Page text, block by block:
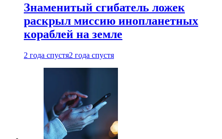
Знаменитый сгибатель ложек
раскрыл миссию инопланетных
кораблей на земле
2 года спустя2 года спустя